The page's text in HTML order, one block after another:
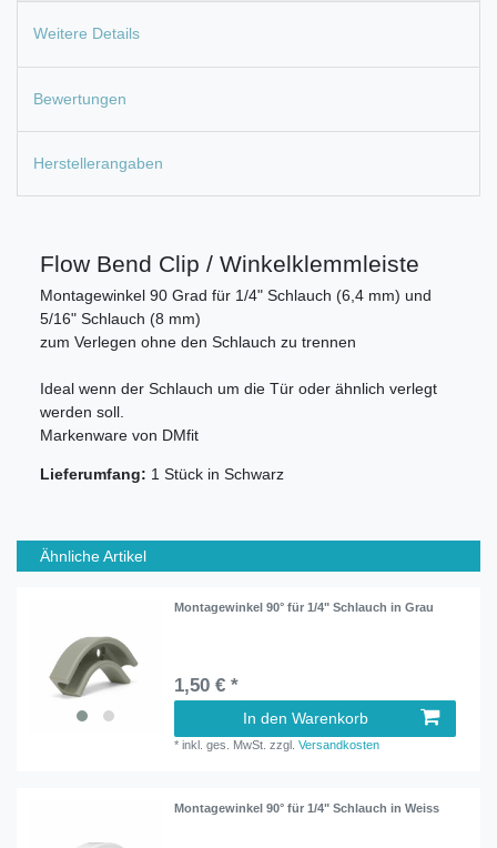
Weitere Details
Bewertungen
Herstellerangaben
Flow Bend Clip / Winkelklemmleiste
Montagewinkel 90 Grad für 1/4" Schlauch (6,4 mm) und
5/16" Schlauch (8 mm)
zum Verlegen ohne den Schlauch zu trennen
Ideal wenn der Schlauch um die Tür oder ähnlich verlegt
werden soll.
Markenware von DMfit
Lieferumfang: 1 Stück in Schwarz
Ähnliche Artikel
Montagewinkel 90° für 1/4" Schlauch in Grau
1,50 € *
In den Warenkorb
*inkl. ges. MwSt. zzgl.Versandkosten
Montagewinkel 90° für 1/4" Schlauch in Weiss